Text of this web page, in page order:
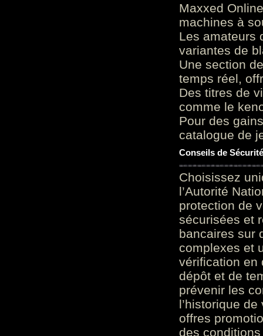
Maxxed
machines à
Les amateurs
variantes de
Une section
temps réel,
Des titres de
comme le
Pour des
catalogue de
Conseils de
Choisissez
l’Autorité
protection de
sécurisées et
bancaires sur
complexes et
vérification en
dépôt et de
prévenir les
l’historique
offres
des